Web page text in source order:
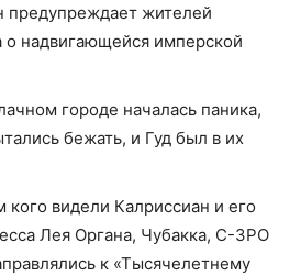
предупреждает жителей
о надвигающейся имперской
городе началась паника,
бежать, и Гуд был в их
видели Калриссиан и его
Лея Органа, Чубакка, C-3PO
к «Тысячелетнему